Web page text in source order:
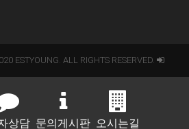
ESTYOUNG. ALL RIGHTS RESERVED.
상담 문의게시판 오시는길